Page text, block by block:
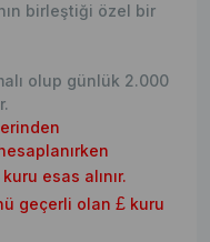
birleştiği özel bir
olup günlük 2.000
kuru esas alınır.
geçerli olan £ kuru